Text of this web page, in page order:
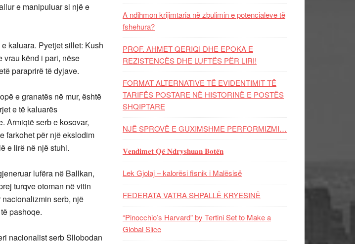
e manipuluar si një e
kaluara. Pyetjet sillet: Kush
vrau kënd i pari, nëse
paraprirë të dyjave.
e granatës në mur, është
e të kaluarës
Armiqtë serb e kosovar,
farkohet për një ekslodim
e lirë në një stuhi.
lufëra në Ballkan,
turqve otoman në vitin
serb, një
pashoqe.
nacionalist serb Sllobodan
A ndihmon krijimtaria në zbulimin e potencialeve të
fshehura?
PROF. AHMET QERIQI DHE EPOKA E
REZISTENCЁS DHE LUFTЁS PЁR LIRI!
FORMAT ALTERNATIVE TË EVIDENTIMIT TË
TARIFËS POSTARE NË HISTORINË E POSTËS
SHQIPTARE
NJË SPROVË E GUXIMSHME PERFORMIZMI…
𝐕𝐞𝐧𝐝𝐢𝐦𝐞𝐭 𝐐𝐞̈ 𝐍𝐝𝐫𝐲𝐬𝐡𝐮𝐚𝐧 𝐁𝐨𝐭𝐞̈𝐧
Lek Gjolaj – kalorësi fisnik i Malësisë
FEDERATA VATRA SHPALLË KRYESINË
“Pinocchio’s Harvard” by Tertini Set to Make a
Global Slice